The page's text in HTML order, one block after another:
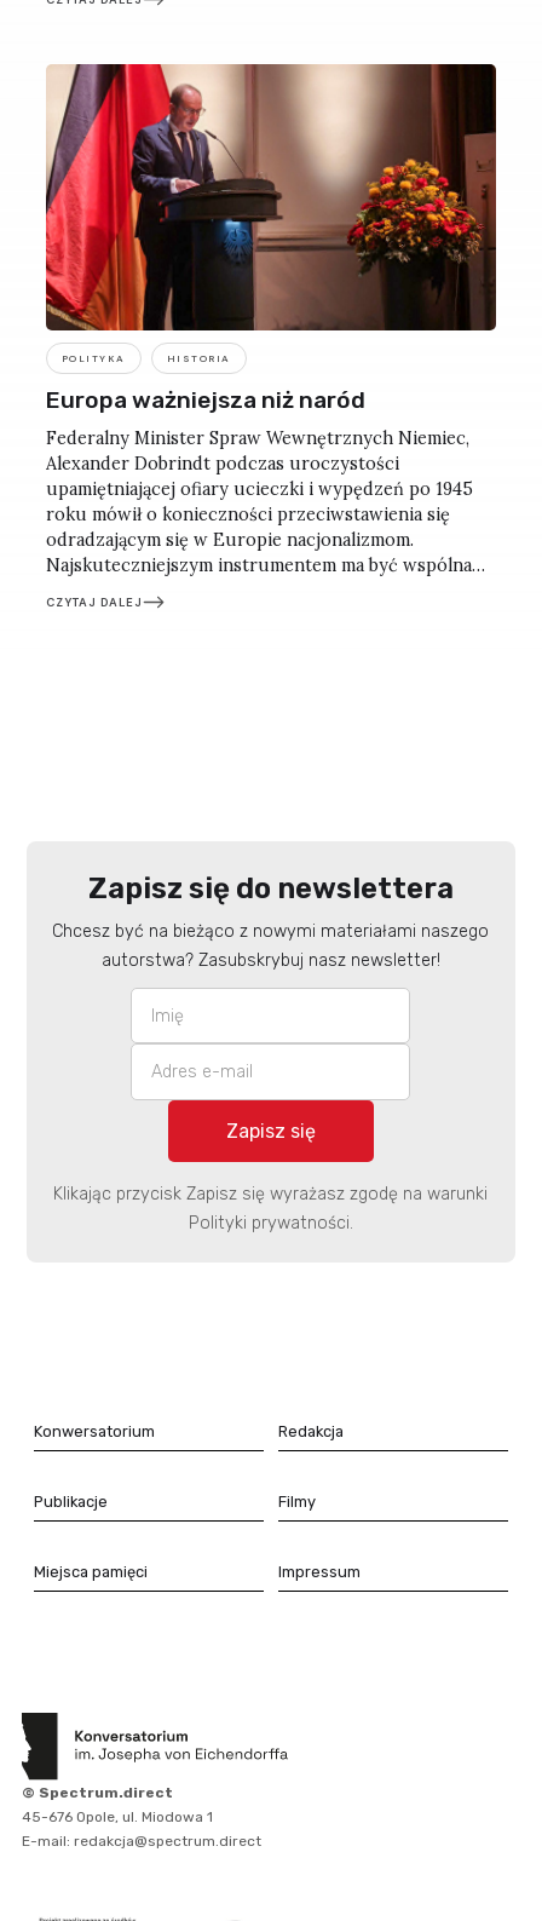
że tych zwierząt nie widziano tu od niemal 200 lat.
POLITYKA HISTORIA
Europa ważniejsza niż naród
Federalny Minister Spraw Wewnętrznych Niemiec,
Alexander Dobrindt podczas uroczystości
upamiętniającej ofiary ucieczki i wypędzeń po 1945
roku mówił o konieczności przeciwstawienia się
odradzającym się w Europie nacjonalizmom.
Najskuteczniejszym instrumentem ma być wspólna
europejska tożsamość, silniejsza niż narodowe
egoizmy. Refleksje po berlińskim spotkaniu.
CZYTAJ DALEJ
Zapisz się do newslettera
Chcesz być na bieżąco z nowymi materiałami naszego
autorstwa? Zasubskrybuj nasz newsletter!
Klikając przycisk Zapisz się wyrażasz zgodę na warunki
Polityki prywatności.
Konwersatorium Redakcja
Publikacje Filmy
Miejsca pamięci Impressum
© Spectrum.direct
45-676 Opole, ul. Miodowa 1
E-mail: redakcja@spectrum.direct